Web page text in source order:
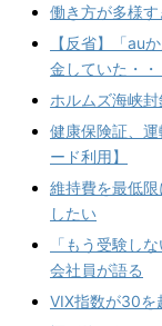
働き方が多様
【反省】「au
金していた・・
ホルムズ海峡
健康保険証、
ード利用】
維持費を最低
したい
「もう受験し
会社員が語る
VIX指数が30を